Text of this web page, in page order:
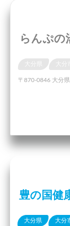
らんぷの
〒870-0846 大分
豊の国健
大分県 大分